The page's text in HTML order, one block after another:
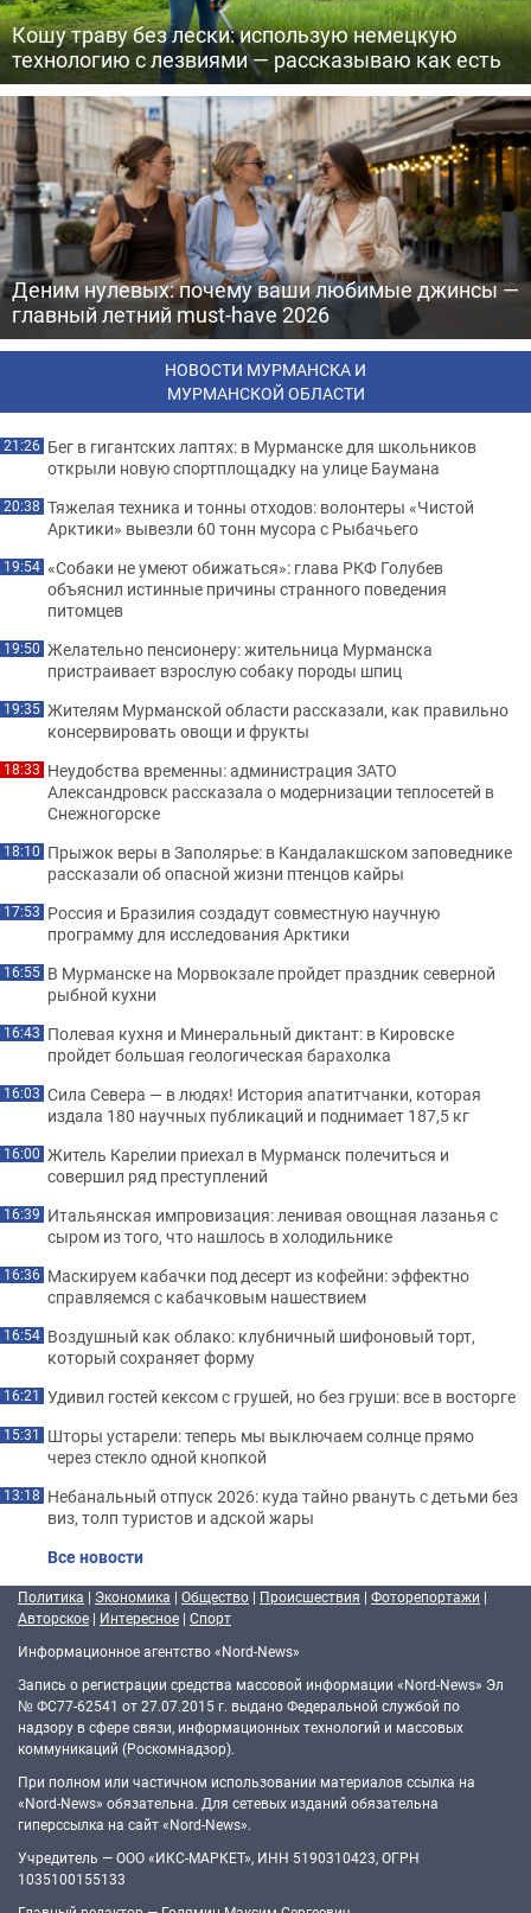
Кошу траву без лески: использую немецкую
технологию с лезвиями — рассказываю как есть
Деним нулевых: почему ваши любимые джинсы —
главный летний must-have 2026
НОВОСТИ МУРМАНСКА И
МУРМАНСКОЙ ОБЛАСТИ
21:26 Бег в гигантских лаптях: в Мурманске для школьников
открыли новую спортплощадку на улице Баумана
20:38 Тяжелая техника и тонны отходов: волонтеры «Чистой
Арктики» вывезли 60 тонн мусора с Рыбачьего
19:54 «Собаки не умеют обижаться»: глава РКФ Голубев
объяснил истинные причины странного поведения
питомцев
19:50 Желательно пенсионеру: жительница Мурманска
пристраивает взрослую собаку породы шпиц
19:35 Жителям Мурманской области рассказали, как правильно
консервировать овощи и фрукты
18:33 Неудобства временны: администрация ЗАТО
Александровск рассказала о модернизации теплосетей в
Снежногорске
18:10 Прыжок веры в Заполярье: в Кандалакшском заповеднике
рассказали об опасной жизни птенцов кайры
17:53 Россия и Бразилия создадут совместную научную
программу для исследования Арктики
16:55 В Мурманске на Морвокзале пройдет праздник северной
рыбной кухни
16:43 Полевая кухня и Минеральный диктант: в Кировске
пройдет большая геологическая барахолка
16:03 Сила Севера — в людях! История апатитчанки, которая
издала 180 научных публикаций и поднимает 187,5 кг
16:00 Житель Карелии приехал в Мурманск полечиться и
совершил ряд преступлений
16:39 Итальянская импровизация: ленивая овощная лазанья с
сыром из того, что нашлось в холодильнике
16:36 Маскируем кабачки под десерт из кофейни: эффектно
справляемся с кабачковым нашествием
16:54 Воздушный как облако: клубничный шифоновый торт,
который сохраняет форму
16:21 Удивил гостей кексом с грушей, но без груши: все в восторге
15:31 Шторы устарели: теперь мы выключаем солнце прямо
через стекло одной кнопкой
13:18 Небанальный отпуск 2026: куда тайно рвануть с детьми без
виз, толп туристов и адской жары
Все новости
Политика | Экономика | Общество | Происшествия | Фоторепортажи |
Авторское | Интересное | Спорт
Информационное агентство «Nord-News»
Запись о регистрации средства массовой информации «Nord-News» Эл
№ ФС77-62541 от 27.07.2015 г. выдано Федеральной службой по
надзору в сфере связи, информационных технологий и массовых
коммуникаций (Роскомнадзор).
При полном или частичном использовании материалов ссылка на
«Nord-News» обязательна. Для сетевых изданий обязательна
гиперссылка на сайт «Nord-News».
Учредитель — ООО «ИКС-МАРКЕТ», ИНН 5190310423, ОГРН
1035100155133